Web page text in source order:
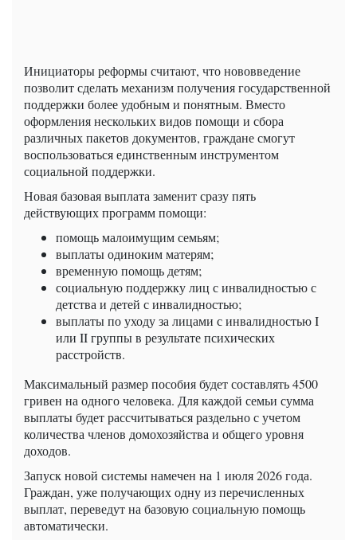
Инициаторы реформы считают, что нововведение
позволит сделать механизм получения государственной
поддержки более удобным и понятным. Вместо
оформления нескольких видов помощи и сбора
различных пакетов документов, граждане смогут
воспользоваться единственным инструментом
социальной поддержки.
Новая базовая выплата заменит сразу пять
действующих программ помощи:
помощь малоимущим семьям;
выплаты одиноким матерям;
временную помощь детям;
социальную поддержку лиц с инвалидностью с
детства и детей с инвалидностью;
выплаты по уходу за лицами с инвалидностью I
или II группы в результате психических
расстройств.
Максимальный размер пособия будет составлять 4500
гривен на одного человека. Для каждой семьи сумма
выплаты будет рассчитываться раздельно с учетом
количества членов домохозяйства и общего уровня
доходов.
Запуск новой системы намечен на 1 июля 2026 года.
Граждан, уже получающих одну из перечисленных
выплат, переведут на базовую социальную помощь
автоматически.